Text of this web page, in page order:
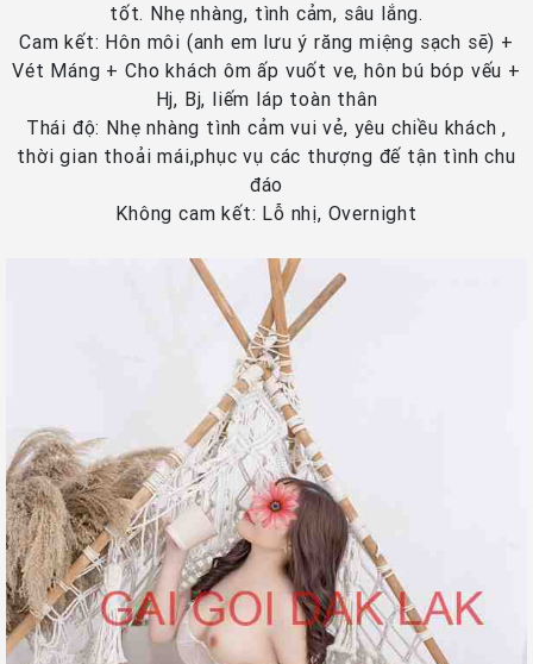
tốt. Nhẹ nhàng, tình cảm, sâu lắng.
Cam kết: Hôn môi (anh em lưu ý răng miệng sạch sẽ) +
Vét Máng + Cho khách ôm ấp vuốt ve, hôn bú bóp vếu +
Hj, Bj, liếm láp toàn thân
Thái độ: Nhẹ nhàng tình cảm vui vẻ, yêu chiều khách ,
thời gian thoải mái,phục vụ các thượng đế tận tình chu
đáo
Không cam kết: Lỗ nhị, Overnight